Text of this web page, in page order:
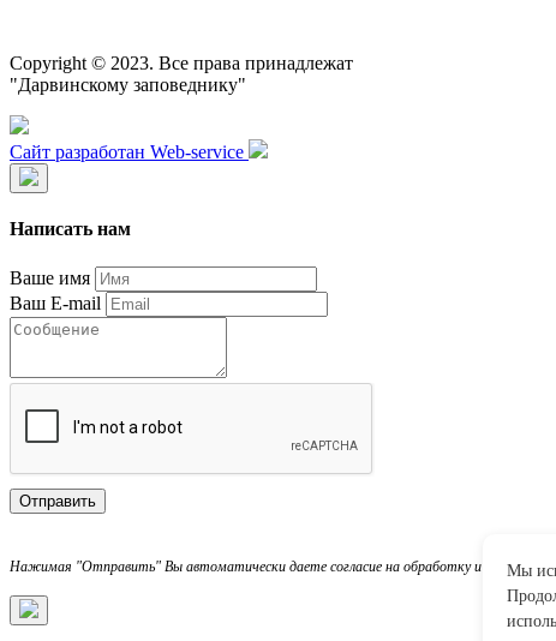
Copyright © 2023. Все права принадлежат
"Дарвинскому заповеднику"
Сайт разработан Web-service
Написать нам
Ваше имя
Ваш E-mail
Отправить
Нажимая "Отправить" Вы автоматически даете согласие на обработку и хранение
Мы